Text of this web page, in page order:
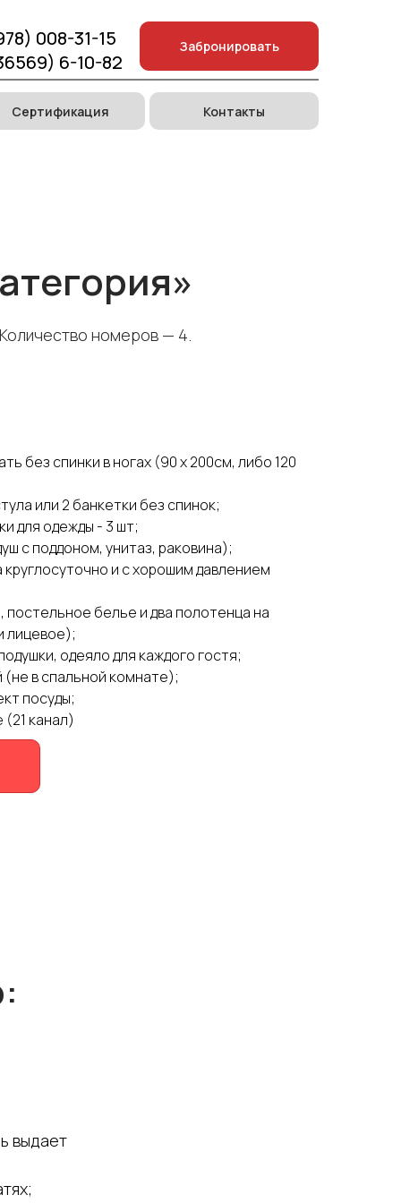
Забронировать
008-31-15
6-10-82
Сертификация Контакты
номеров — 4.
без спинки в ногах (90 х 200см, либо 120
или 2 банкетки без спинок;
для одежды - 3 шт;
с поддоном, унитаз, раковина);
круглосуточно и с хорошим давлением
постельное белье и два полотенца на
лицевое);
одеяло для каждого гостя;
(не в спальной комнате);
посуды;
канал)
выдает